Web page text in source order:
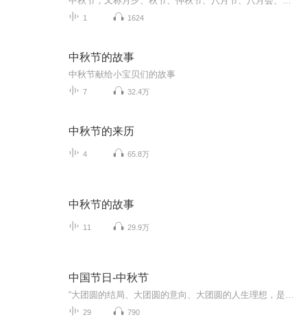
1 1624
中秋节的故事
中秋节献给小宝贝们的故事
7 32.4万
中秋节的来历
4 65.8万
中秋节的故事
11 29.9万
中国节日-中秋节
29 790